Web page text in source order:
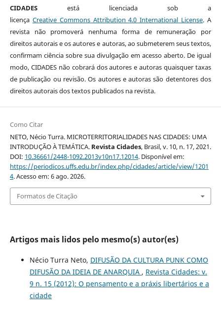
CIDADESestá licenciada sob a
licença Creative CommonsAttribution 4.0 International License. A
revista não promoverá nenhuma forma de remuneração por
direitos autorais e os autores e autoras, ao submeterem seus textos,
confirmam ciência sobre sua divulgação em acesso aberto. De igual
modo, CIDADES não cobrará dos autores e autoras quaisquer taxas
de publicação ou revisão. Os autores e autoras são detentores dos
direitos autorais dos textos publicados na revista.
Como Citar
NETO, Nécio Turra. MICROTERRITORIALIDADES NAS CIDADES: UMA
INTRODUÇÃO À TEMÁTICA. Revista Cidades, Brasil, v. 10, n. 17, 2021.
DOI: 10.36661/2448-1092.2013v10n17.12014. Disponível em:
https://periodicos.uffs.edu.br/index.php/cidades/article/view/1201
4. Acesso em: 6 ago. 2026.
Formatos de Citação
Artigos mais lidos pelo mesmo(s) autor(es)
Nécio Turra Neto, DIFUSÃO DA CULTURA PUNK COMO
DIFUSÃO DA IDEIA DE ANARQUIA , Revista Cidades: v.
9 n. 15 (2012): O pensamento e a práxis libertários e a
cidade